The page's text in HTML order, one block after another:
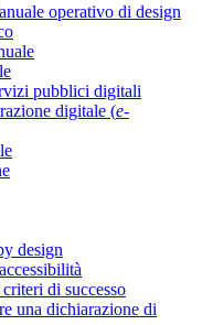
operativo di design
pubblici digitali
digitale (e-
design
di successo
una dichiarazione di